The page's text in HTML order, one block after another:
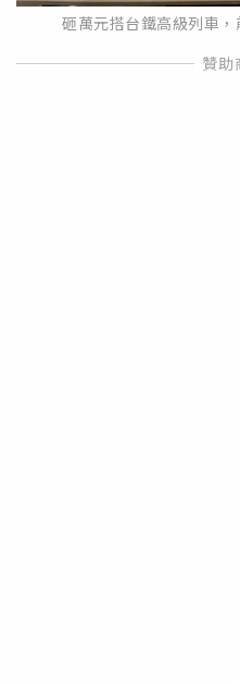
砸萬元搭台鐵高級列車，